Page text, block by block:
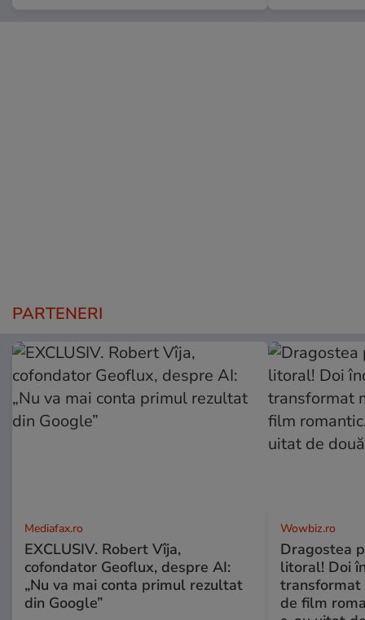
PARTENERI
Mediafax.ro
EXCLUSIV. Robert Vîja,
cofondator Geoflux, despre AI:
„Nu va mai conta primul rezultat
din Google”
Wowbiz.ro
Dragostea
litoral! Doi
transformat
de film